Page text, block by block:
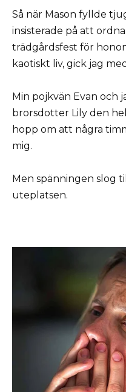
Så när Mason fyllde
insisterade på att
trädgårdsfest för
kaotiskt liv, gick jag
Min pojkvän Evan och
brorsdotter Lily den
hopp om att några
mig.
Men spänningen slog
uteplatsen.